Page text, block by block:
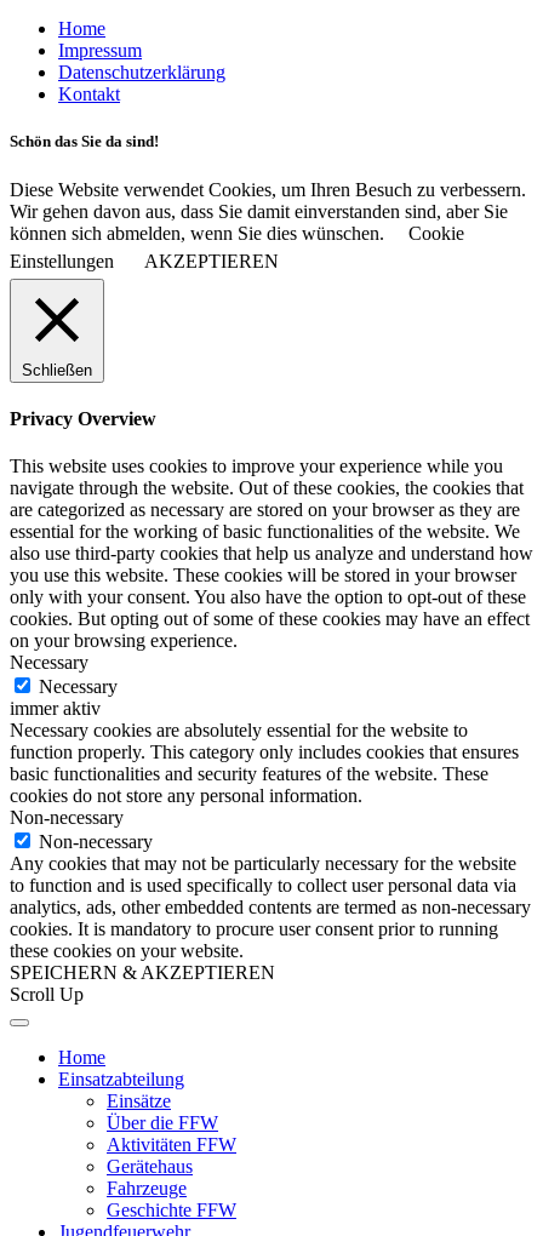
Home
Impressum
Datenschutzerklärung
Kontakt
Schön das Sie da sind!
Diese Website verwendet Cookies, um Ihren Besuch zu verbessern.
Wir gehen davon aus, dass Sie damit einverstanden sind, aber Sie
können sich abmelden, wenn Sie dies wünschen.
Cookie
Einstellungen
AKZEPTIEREN
Schließen
Privacy Overview
This website uses cookies to improve your experience while you
navigate through the website. Out of these cookies, the cookies that
are categorized as necessary are stored on your browser as they are
essential for the working of basic functionalities of the website. We
also use third-party cookies that help us analyze and understand how
you use this website. These cookies will be stored in your browser
only with your consent. You also have the option to opt-out of these
cookies. But opting out of some of these cookies may have an effect
on your browsing experience.
Necessary
Necessary
immer aktiv
Necessary cookies are absolutely essential for the website to
function properly. This category only includes cookies that ensures
basic functionalities and security features of the website. These
cookies do not store any personal information.
Non-necessary
Non-necessary
Any cookies that may not be particularly necessary for the website
to function and is used specifically to collect user personal data via
analytics, ads, other embedded contents are termed as non-necessary
cookies. It is mandatory to procure user consent prior to running
these cookies on your website.
SPEICHERN & AKZEPTIEREN
Scroll Up
Home
Einsatzabteilung
Einsätze
Über die FFW
Aktivitäten FFW
Gerätehaus
Fahrzeuge
Geschichte FFW
Jugendfeuerwehr